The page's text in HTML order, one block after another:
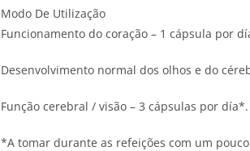
Modo De Utilização
Funcionamento do coração – 1 cápsula por
Desenvolvimento normal dos olhos e do
Função cerebral / visão – 3 cápsulas por día*.
*A tomar durante as refeições com um